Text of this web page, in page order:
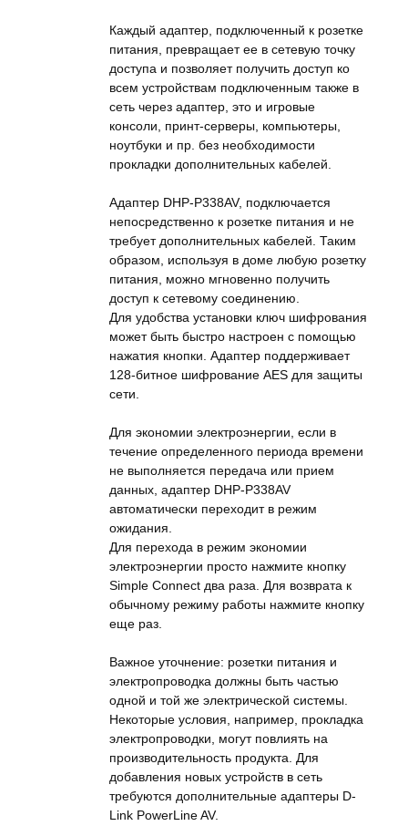
Каждый адаптер, подключенный к розетке
питания, превращает ее в сетевую точку
доступа и позволяет получить доступ ко
всем устройствам подключенным также в
сеть через адаптер, это и игровые
консоли, принт-серверы, компьютеры,
ноутбуки и пр. без необходимости
прокладки дополнительных кабелей.
Адаптер DHP-P338AV, подключается
непосредственно к розетке питания и не
требует дополнительных кабелей. Таким
образом, используя в доме любую розетку
питания, можно мгновенно получить
доступ к сетевому соединению.
Для удобства установки ключ шифрования
может быть быстро настроен с помощью
нажатия кнопки. Адаптер поддерживает
128-битное шифрование AES для защиты
сети.
Для экономии электроэнергии, если в
течение определенного периода времени
не выполняется передача или прием
данных, адаптер DHP-P338AV
автоматически переходит в режим
ожидания.
Для перехода в режим экономии
электроэнергии просто нажмите кнопку
Simple Connect два раза. Для возврата к
обычному режиму работы нажмите кнопку
еще раз.
Важное уточнение: розетки питания и
электропроводка должны быть частью
одной и той же электрической системы.
Некоторые условия, например, прокладка
электропроводки, могут повлиять на
производительность продукта. Для
добавления новых устройств в сеть
требуются дополнительные адаптеры D-
Link PowerLine AV.